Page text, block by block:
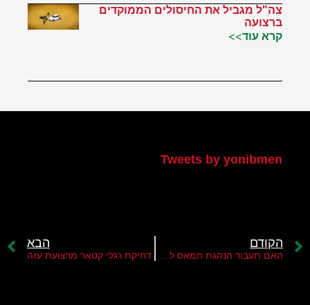
צה"ל מגביל את החיסולים הממוקדים
ברצועה
קרא עוד>>
Tweets by yonibmen
הקודם הבא
דחיקת רגלי קטאר מרצועת עזה